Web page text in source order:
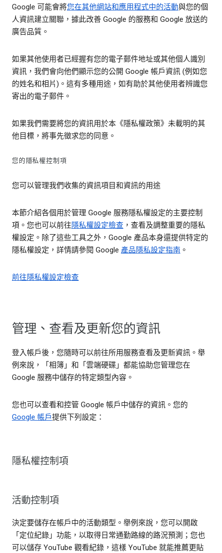
Google 可能會將您在其他網站和應用程式中的活動與您的個
人資訊建立關聯，據此改善 Google 的服務和 Google 放送的
廣告品質。
如果其他使用者已經握有您的電子郵件地址或其他個人識別
資訊，我們會向他們顯示您的公開 Google 帳戶資訊 (例如您
的姓名和相片)。這有多種用途，如有助於其他使用者辨識您
寄出的電子郵件。
如果我們需要將您的資訊用於本《隱私權政策》未載明的其
他目標，將事先徵求您的同意。
您的隱私權控制項
您可以管理我們收集的資訊項目和資訊的用途
本節介紹各個用於管理 Google 服務隱私權設定的主要控制
項。您也可以前往隱私權設定檢查 ，查看及調整重要的隱私
權設定。除了這些工具之外，Google 產品本身還提供特定的
隱私權設定，詳情請參閱 Google 產品隱私設定指南 。
前往隱私權設定檢查
管理、查看及更新您的資訊
登入帳戶後，您隨時可以前往所用服務查看及更新資訊。舉
例來說，「相簿」和「雲端硬碟」都能協助您管理您在
Google 服務中儲存的特定類型內容。
您也可以查看和控管 Google 帳戶中儲存的資訊。您的
Google 帳戶提供下列設定：
隱私權控制項
活動控制項
決定要儲存在帳戶中的活動類型。舉例來說，您可以開啟
「定位紀錄」功能，以取得日常通勤路線的路況預測；您也
可以儲存 YouTube 觀看紀錄，這樣 YouTube 就能推薦更貼